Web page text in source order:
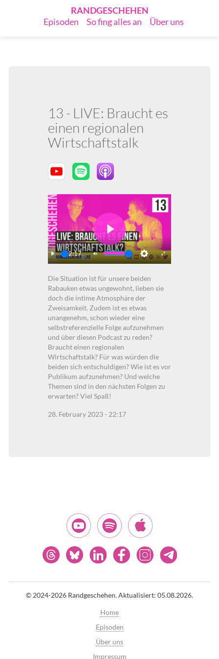
RANDGESCHEHEN
Episoden
So fing alles an Über uns
13 - LIVE: Braucht es
einen regionalen
Wirtschaftstalk
Play
22:17
Mute Settings
Enter
Play
Die Situation ist für unsere beiden
Rabauken etwas ungewohnt, lieben sie
doch die intime Atmosphäre der
Zweisamkeit. Zudem ist es etwas
unangenehm, schon wieder eine
selbstreferenzielle Folge aufzunehmen
und über diesen Podcast zu reden?
Braucht einen regionalen
Wirtschaftstalk? Für was würden die
beiden sich entschuldigen? Wie ist es vor
Publikum aufzunehmen? Und welche
Themen sind in den nächsten Folgen zu
erwarten? Viel Spaß!
28. February 2023 - 22:17
© 2024-2026 Randgeschehen.Aktualisiert: 05.08.2026.
Home
Episoden
Über uns
Impressum